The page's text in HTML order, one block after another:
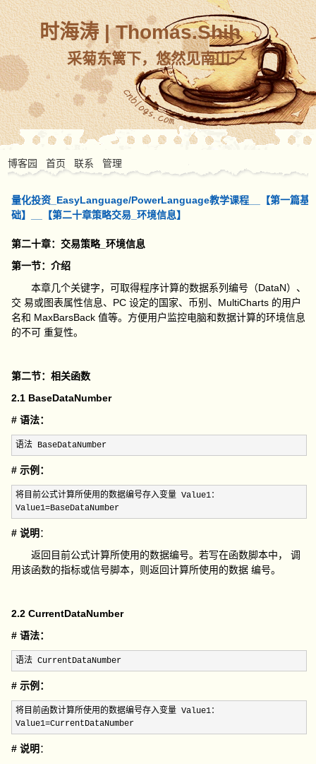
时海涛 | Thomas.Shih
采菊东篱下，悠然见南山~~
博客园 首页 联系 管理
量化投资_EasyLanguage/PowerLanguage教学课程__【第一篇基
础】__【第二十章策略交易_环境信息】
第二十章：交易策略_环境信息
第一节：介绍
本章几个关键字，可取得程序计算的数据系列编号（DataN）、
交 易或图表属性信息、PC 设定的国家、币别、MultiCharts 的用户
名和 MaxBarsBack 值等。方便用户监控电脑和数据计算的环境信息
的不可 重复性。
第二节：相关函数
2.1 BaseDataNumber
# 语法：
语法 BaseDataNumber
# 示例：
将目前公式计算所使用的数据编号存入变量 Value1：
Value1=BaseDataNumber
# 说明 ：
返回目前公式计算所使用的数据编号。若写在函数脚本中， 调
用该函数的指标或信号脚本，则返回计算所使用的数据 编号。
2.2 CurrentDataNumber
# 语法：
语法 CurrentDataNumber
# 示例：
将目前函数计算所使用的数据编号存入变量 Value1：
Value1=CurrentDataNumber
# 说明 ：